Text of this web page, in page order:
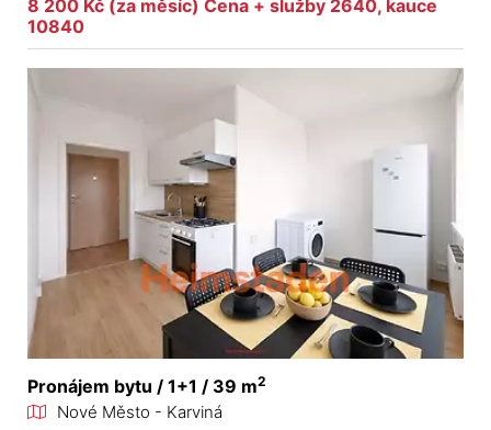
8 200 Kč (za měsíc) Cena + služby 2640, kauce
10840
Pronájem bytu / 1+1 / 39 m2
Nové Město - Karviná